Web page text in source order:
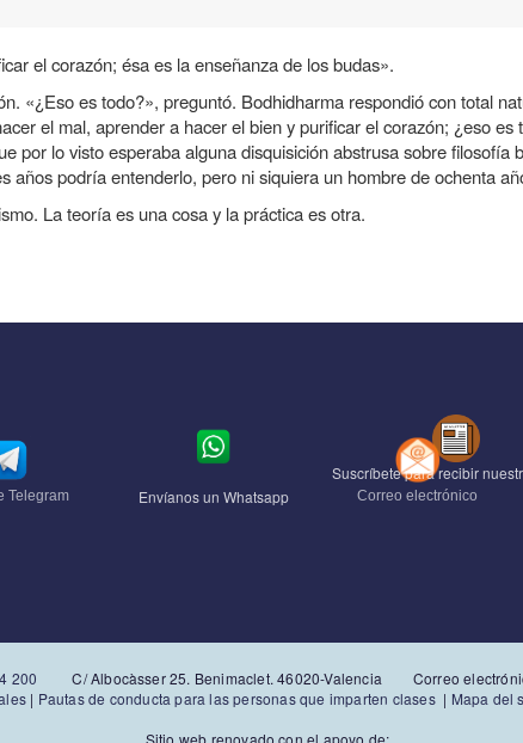
el corazón; ésa es la enseñanza de los budas».
«¿Eso es todo?», preguntó. Bodhidharma respondió con total
el mal, aprender a hacer el bien y purificar el corazón; ¿eso
por lo visto esperaba alguna disquisición abstrusa sobre
podría entenderlo, pero ni siquiera un hombre de ochenta
La teoría es una cosa y la práctica es otra.
Telegram Envíanos un Whatsapp Correo electrónico
Suscríbete para recibir
200 C/ Albocàsser 25. Benimaclet. 46020-Valencia Correo
| Pautas de conducta para las personas que imparten clases| Mapa del
Sitio web renovado con el apoyo de: